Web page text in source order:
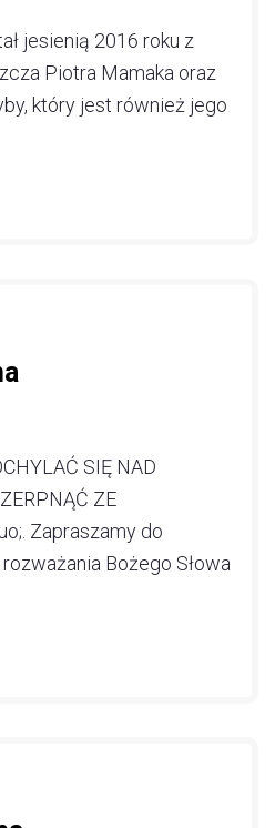
jesienią 2016 roku z
Piotra Mamaka oraz
który jest również jego
SIĘ NAD
ZE
Zapraszamy do
Bożego Słowa